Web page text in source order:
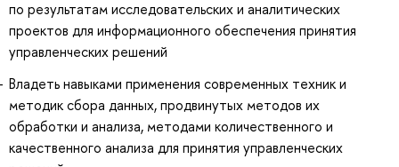
по результатам исследовательских и аналитических
проектов для информационного обеспечения принятия
управленческих решений
Владеть навыками применения современных техник и
методик сбора данных, продвинутых методов их
обработки и анализа, методами количественного и
качественного анализа для принятия управленческих